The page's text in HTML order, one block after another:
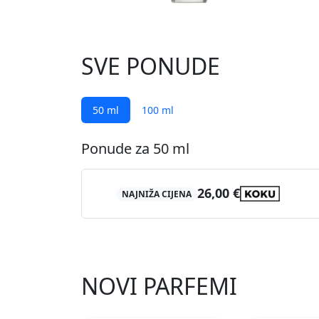
SVE PONUDE
50 ml 100 ml
Ponude za 50 ml
NAJNIŽA CIJENA 26,00 €
NOVI PARFEMI